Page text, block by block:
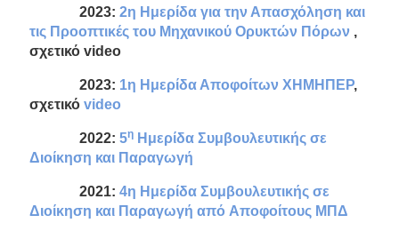
2023: 2η Ημερίδα για την Απασχόληση και
τις Προοπτικές του Μηχανικού Ορυκτών Πόρων ,
σχετικό video
2023: 1η Ημερίδα Αποφοίτων ΧΗΜΗΠΕΡ,
σχετικό video
2022: 5ηΗμερίδα Συμβουλευτικής σε
Διοίκηση και Παραγωγή
2021: 4η Ημερίδα Συμβουλευτικής σε
Διοίκηση και Παραγωγή από Αποφοίτους ΜΠΔ